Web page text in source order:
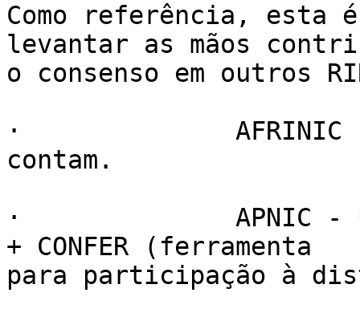
Como referência, esta
levantar as mãos
o consenso em outros
·              AFRINIC -
contam.
·              APNIC -
+ CONFER (ferramenta
para participação à